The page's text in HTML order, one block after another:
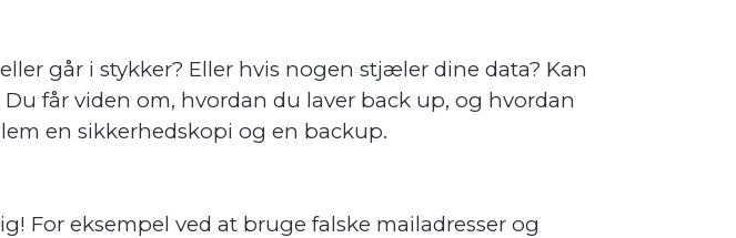
går i stykker? Eller hvis nogen stjæler dine data? Kan
får viden om, hvordan du laver back up, og hvordan
en sikkerhedskopi og en backup.
For eksempel ved at bruge falske mailadresser og